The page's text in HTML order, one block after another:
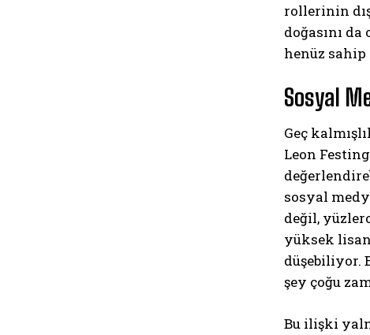
rollerinin
doğasını
henüz
Sosyal
Geç
Leon
sosyal
değil,
yüksek
düşebiliyor.
şey çoğu
Bu ilişki